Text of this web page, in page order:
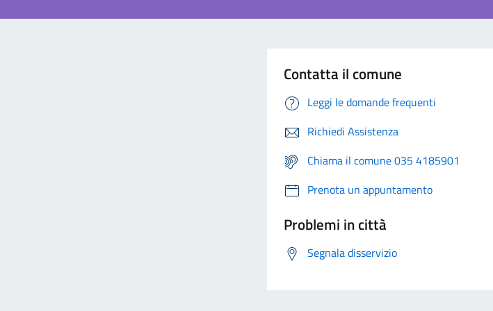
Contatta il comune
Leggi le domande frequenti
Richiedi Assistenza
Chiama il comune 035 4185901
Prenota un appuntamento
Problemi in città
Segnala disservizio